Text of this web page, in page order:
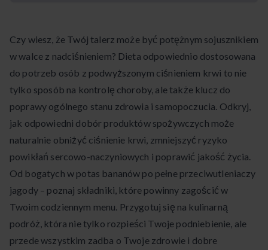
Czy wiesz, że Twój talerz może być potężnym sojusznikiem
w walce z nadciśnieniem? Dieta odpowiednio dostosowana
do potrzeb osób z podwyższonym ciśnieniem krwi to nie
tylko sposób na kontrolę choroby, ale także klucz do
poprawy ogólnego stanu zdrowia i samopoczucia. Odkryj,
jak odpowiedni dobór produktów spożywczych może
naturalnie obniżyć ciśnienie krwi, zmniejszyć ryzyko
powikłań sercowo-naczyniowych i poprawić jakość życia.
Od bogatych w potas bananów po pełne przeciwutleniaczy
jagody – poznaj składniki, które powinny zagościć w
Twoim codziennym menu. Przygotuj się na kulinarną
podróż, która nie tylko rozpieści Twoje podniebienie, ale
przede wszystkim zadba o Twoje zdrowie i dobre